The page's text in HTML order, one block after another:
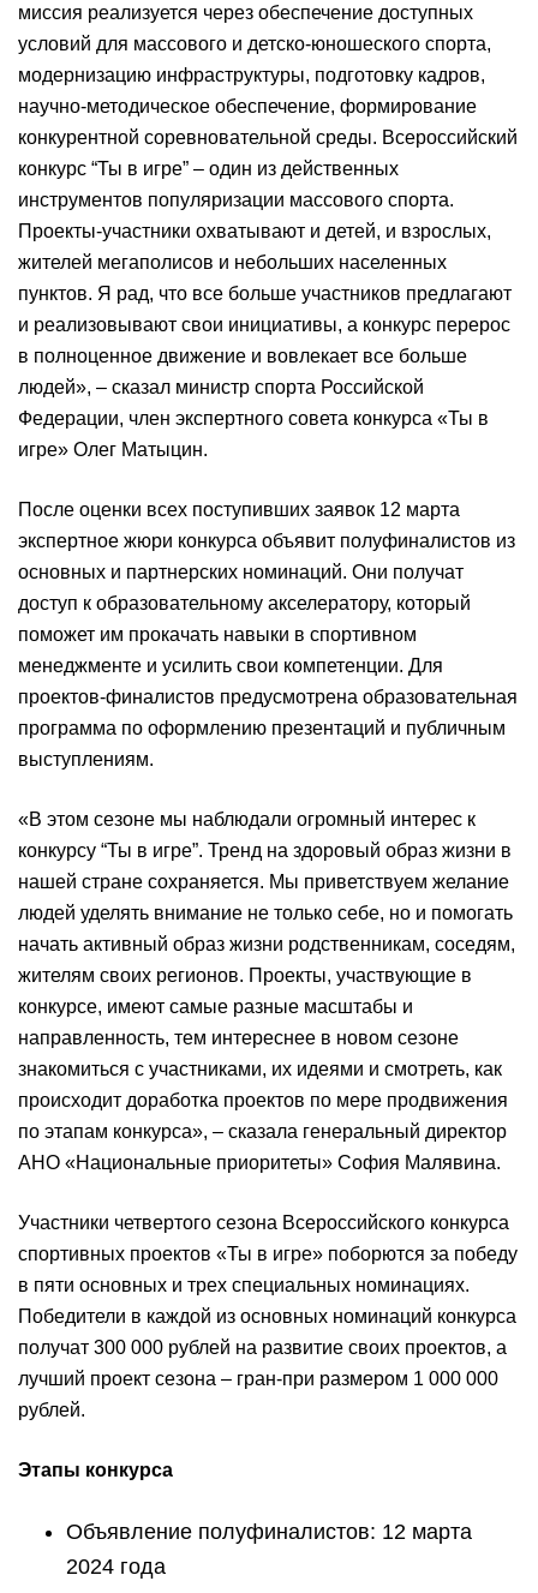
миссия реализуется через обеспечение доступных
условий для массового и детско-юношеского спорта,
модернизацию инфраструктуры, подготовку кадров,
научно-методическое обеспечение, формирование
конкурентной соревновательной среды. Всероссийский
конкурс “Ты в игре” – один из действенных
инструментов популяризации массового спорта.
Проекты-участники охватывают и детей, и взрослых,
жителей мегаполисов и небольших населенных
пунктов. Я рад, что все больше участников предлагают
и реализовывают свои инициативы, а конкурс перерос
в полноценное движение и вовлекает все больше
людей», – сказал министр спорта Российской
Федерации, член экспертного совета конкурса «Ты в
игре» Олег Матыцин.
После оценки всех поступивших заявок 12 марта
экспертное жюри конкурса объявит полуфиналистов из
основных и партнерских номинаций. Они получат
доступ к образовательному акселератору, который
поможет им прокачать навыки в спортивном
менеджменте и усилить свои компетенции. Для
проектов-финалистов предусмотрена образовательная
программа по оформлению презентаций и публичным
выступлениям.
«В этом сезоне мы наблюдали огромный интерес к
конкурсу “Ты в игре”. Тренд на здоровый образ жизни в
нашей стране сохраняется. Мы приветствуем желание
людей уделять внимание не только себе, но и помогать
начать активный образ жизни родственникам, соседям,
жителям своих регионов. Проекты, участвующие в
конкурсе, имеют самые разные масштабы и
направленность, тем интереснее в новом сезоне
знакомиться с участниками, их идеями и смотреть, как
происходит доработка проектов по мере продвижения
по этапам конкурса», – сказала генеральный директор
АНО «Национальные приоритеты» София Малявина.
Участники четвертого сезона Всероссийского конкурса
спортивных проектов «Ты в игре» поборются за победу
в пяти основных и трех специальных номинациях.
Победители в каждой из основных номинаций конкурса
получат 300 000 рублей на развитие своих проектов, а
лучший проект сезона – гран-при размером 1 000 000
рублей.
Этапы конкурса
Объявление полуфиналистов: 12 марта
2024 года